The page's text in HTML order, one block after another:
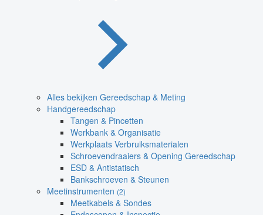
Alles bekijken Gereedschap & Meting
Handgereedschap
Tangen & Pincetten
Werkbank & Organisatie
Werkplaats Verbruiksmaterialen
Schroevendraaiers & Opening Gereedschap
ESD & Antistatisch
Bankschroeven & Steunen
Meetinstrumenten (2)
Meetkabels & Sondes